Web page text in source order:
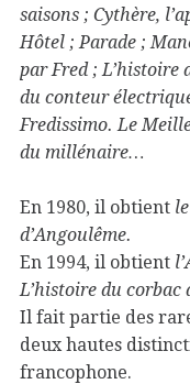
saisons ; Cythère,
Hôtel ; Parade ;
par Fred ; L’histoire
du conteur
Fredissimo. Le
du millénaire…
En 1980, il obtient
d’Angoulême.
En 1994, il obtient
L’histoire du corbac
Il fait partie des
deux hautes
francophone.